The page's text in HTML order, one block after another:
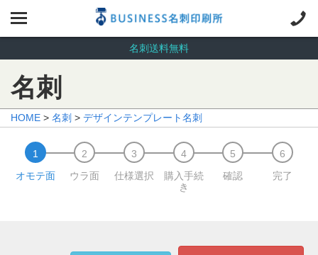
名刺送料無料
名刺
HOME > 名刺 > デザインテンプレート名刺
オモテ面 ウラ面 仕様選択
購入手続
き
確認 完了